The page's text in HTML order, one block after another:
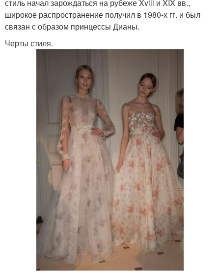
стиль начал зарождаться на рубеже Xviii и XIX вв.,
широкое распространение получил в 1980-х гг. и был
связан с образом принцессы Дианы.
Черты стиля.